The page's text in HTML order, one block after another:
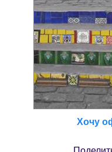
Хочу